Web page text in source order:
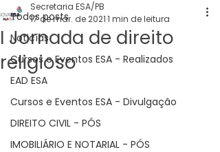
Todos posts
Noticías
Cursos e Eventos ESA - Realizados
EAD ESA
Cursos e Eventos ESA - Divulgação
DIREITO CIVIL - PÓS
IMOBILIÁRIO E NOTARIAL - PÓS
I Jornada de direito
religioso
Secretaria ESA/PB
17 de mar. de 20211 min de leitura